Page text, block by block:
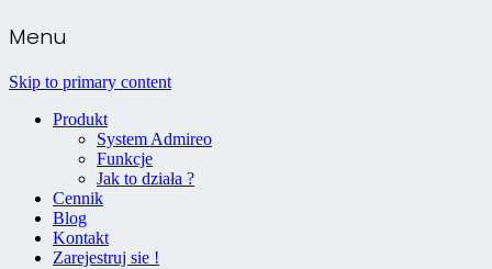
Menu
Skip to primary content
Produkt
System Admireo
Funkcje
Jak to działa ?
Cennik
Blog
Kontakt
Zarejestruj sie !